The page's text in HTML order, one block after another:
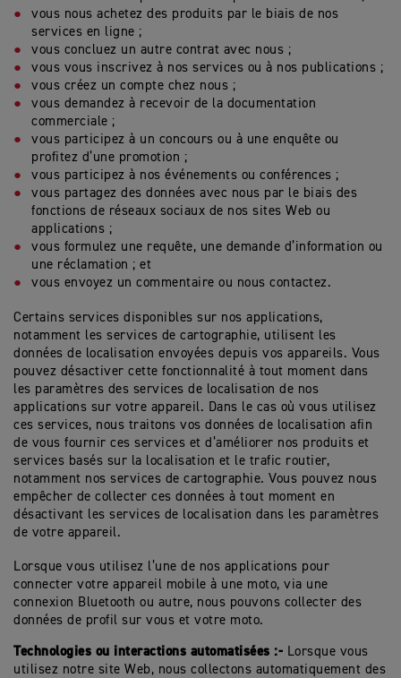
vous nous achetez des produits par le biais de nos
services en ligne ;
vous concluez un autre contrat avec nous ;
vous vous inscrivez à nos services ou à nos publications ;
vous créez un compte chez nous ;
vous demandez à recevoir de la documentation
commerciale ;
vous participez à un concours ou à une enquête ou
profitez d’une promotion ;
vous participez à nos événements ou conférences ;
vous partagez des données avec nous par le biais des
fonctions de réseaux sociaux de nos sites Web ou
applications ;
vous formulez une requête, une demande d’information ou
une réclamation ; et
vous envoyez un commentaire ou nous contactez.
Certains services disponibles sur nos applications,
notamment les services de cartographie, utilisent les
données de localisation envoyées depuis vos appareils. Vous
pouvez désactiver cette fonctionnalité à tout moment dans
les paramètres des services de localisation de nos
applications sur votre appareil. Dans le cas où vous utilisez
ces services, nous traitons vos données de localisation afin
de vous fournir ces services et d’améliorer nos produits et
services basés sur la localisation et le trafic routier,
notamment nos services de cartographie. Vous pouvez nous
empêcher de collecter ces données à tout moment en
désactivant les services de localisation dans les paramètres
de votre appareil.
Lorsque vous utilisez l’une de nos applications pour
connecter votre appareil mobile à une moto, via une
connexion Bluetooth ou autre, nous pouvons collecter des
données de profil sur vous et votre moto.
Technologies ou interactions automatisées :- Lorsque vous
utilisez notre site Web, nous collectons automatiquement des